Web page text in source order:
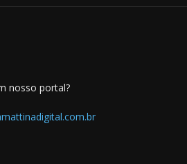
nosso portal?